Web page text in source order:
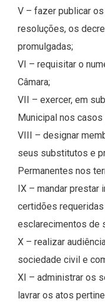
V – fazer publicar
resoluções, os
promulgadas;
VI – requisitar o
Câmara;
VII – exercer, em
Municipal nos
VIII – designar
seus substitutos e
Permanentes nos
IX – mandar
certidões
esclarecimentos de
X – realizar
sociedade civil e
XI – administrar os
lavrar os atos